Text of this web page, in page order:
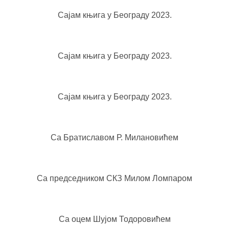
Сајам књига у Београду 2023.
Сајам књига у Београду 2023.
Сајам књига у Београду 2023.
Са Братиславом Р. Милановићем
Са председником СКЗ Милом Ломпаром
Са оцем Шујом Тодоровићем